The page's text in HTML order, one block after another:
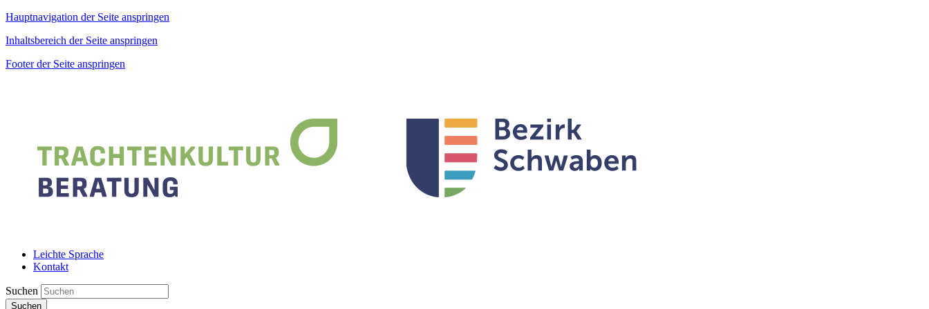
Hauptnavigation der Seite anspringen
Inhaltsbereich der Seite anspringen
Footer der Seite anspringen
Leichte Sprache
Kontakt
Suchen
Suchen